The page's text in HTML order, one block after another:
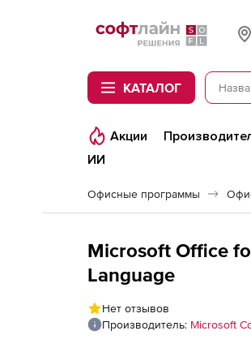
Softline
КАТАЛОГ
Акции
ИИ
Офисные программы
Microsoft Office
Language
Нет отзывов
Производитель: Microsoft